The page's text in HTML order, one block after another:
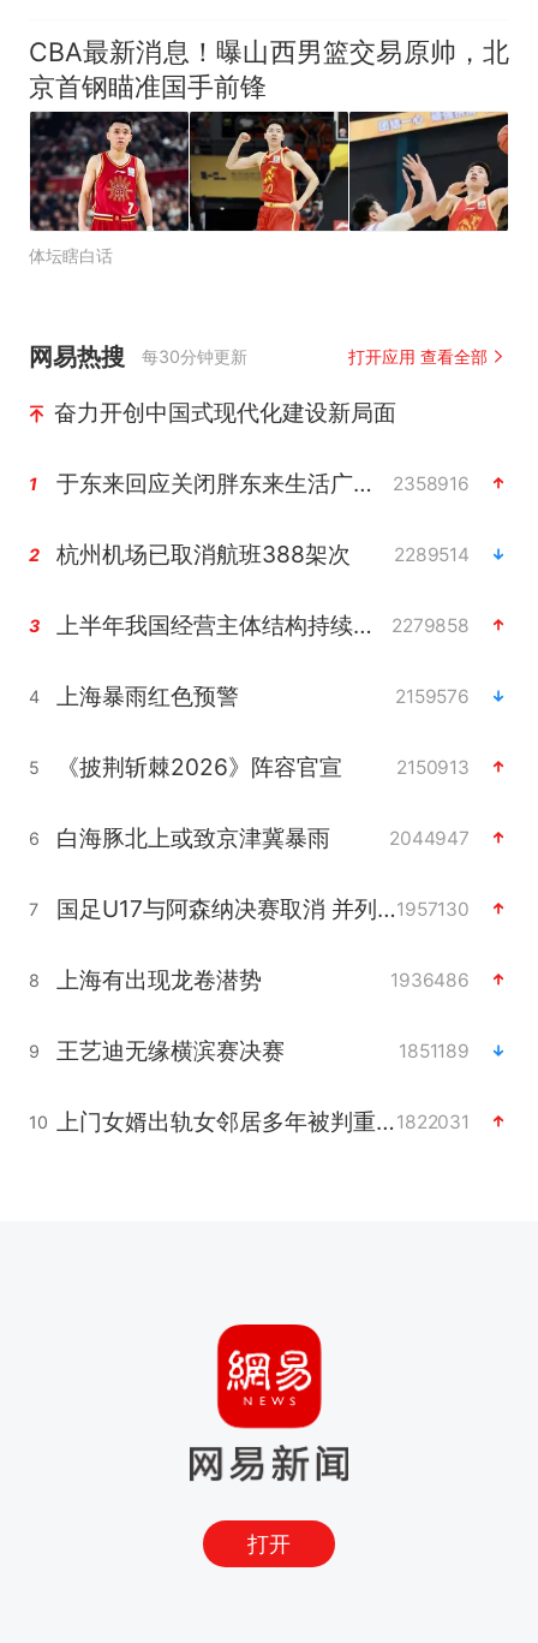
CBA最新消息！曝山西男篮交易原帅，北
京首钢瞄准国手前锋
体坛瞎白话
网易热搜 每30分钟更新 打开应用 查看全部
奋力开创中国式现代化建设新局面
1 于东来回应关闭胖东来生活广场店 2358916
2 杭州机场已取消航班388架次 2289514
3 上半年我国经营主体结构持续优化 2279858
4 上海暴雨红色预警 2159576
5 《披荆斩棘2026》阵容官宣 2150913
6 白海豚北上或致京津冀暴雨 2044947
7 国足U17与阿森纳决赛取消 并列冠军1957130
8 上海有出现龙卷潜势 1936486
9 王艺迪无缘横滨赛决赛 1851189
10 上门女婿出轨女邻居多年被判重婚罪1822031
打开